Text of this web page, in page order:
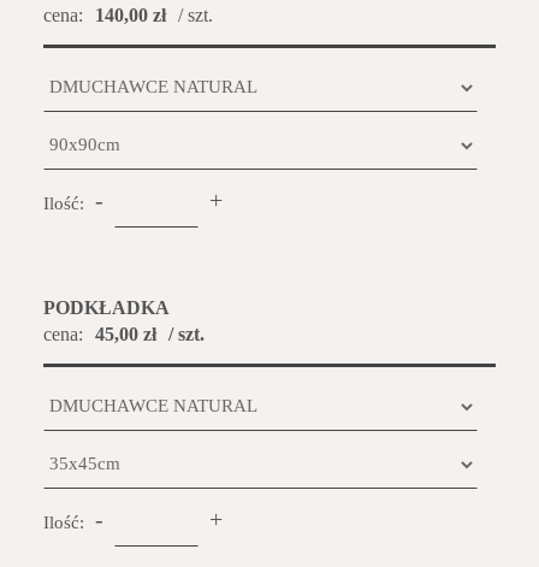
cena:
140,00 zł / szt.
Ilość: - +
PODKŁADKA
cena:
45,00 zł / szt.
Ilość: - +